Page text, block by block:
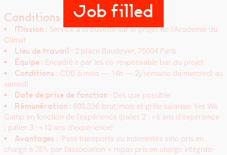
Job filled
Conditions
Mis­sion : Ser­vice à la buvette sur le pro­jet de l’A­cadémie du
Cli­mat
Lieu de tra­vail : 2 place Bau­doy­er, 75004 Paris
Équipe : Encadré.e par les co-respon­s­able bar du pro­jet
Con­di­tions : CDD 6 mois — 14h — 2j/semaine du mer­cre­di au
same­di
Date de prise de fonc­tion : Des que pos­si­ble
Rémunéra­tion : 800,33€ brut/mois et grille salar­i­ale Yes We
Camp en fonc­tion de l’expérience (palier 2 : +6 ans d’expérience
; palier 3 : +12 ans d’expérience)
Avan­tages : Pass trans­ports ou indem­nités vélo pris en
charge à 75% par l’association + repas pris en charge inté­grale­